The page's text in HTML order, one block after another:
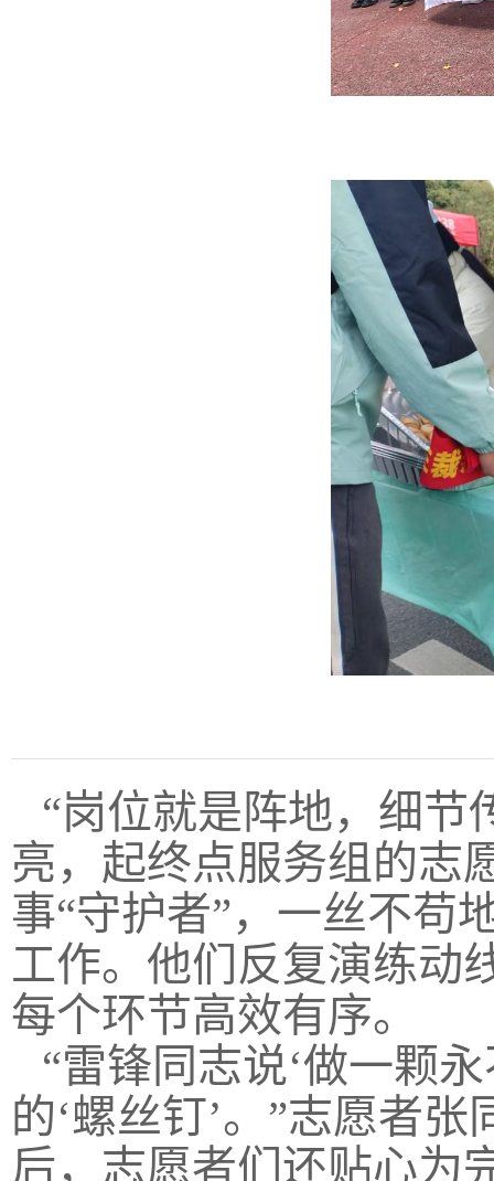
“岗位就是阵地，细节
亮，起终点服务组的志
事“守护者”，一丝不苟
工作。他们反复演练动
每个环节高效有序。
“雷锋同志说‘做一颗
的‘螺丝钉’。”志愿者
后，志愿者们还贴心为